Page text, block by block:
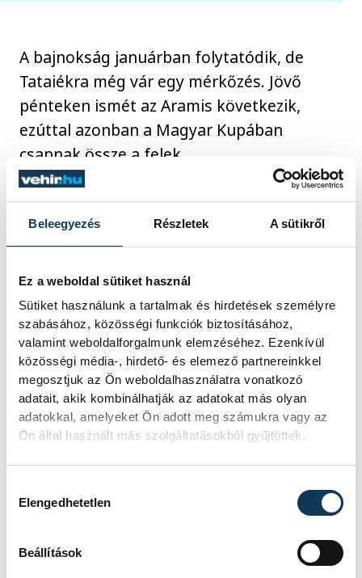
Beleegyezés Részletek A sütikről
Ez a weboldal sütiket használ
Sütiket használunk a tartalmak és hirdetések személyre
szabásához, közösségi funkciók biztosításához,
valamint weboldalforgalmunk elemzéséhez. Ezenkívül
közösségi média-, hirdető- és elemező partnereinkkel
megosztjuk az Ön weboldalhasználatra vonatkozó
adatait, akik kombinálhatják az adatokat más olyan
adatokkal, amelyeket Ön adott meg számukra vagy az
Ön által használt más szolgáltatásokból gyűjtöttek.
Elengedhetetlen
Beállítások
A bajnokság januárban folytatódik, de
Tataiékra még vár egy mérkőzés. Jövő
pénteken ismét az Aramis következik,
ezúttal azonban a Magyar Kupában
csapnak össze a felek.
Férfi futsal NB I, 16. forduló:
Aramis SE–VEHIR.HU Futsal
Veszprém 0-5 (0-4)
Budaörs, Aramis SE Futsal
Csarnok. Vezette: Deme
(Juhász, Ibriksz)
Aramis SE: Soós – Komáromi,
Pintér, Bognár, Büki
Csere: Molnár G., Klacsák, Papp
Zs., Vattamány, Gellérfi, Szegyh,
Szűcs, Lévai, Bogdán
Veszprém
Csere